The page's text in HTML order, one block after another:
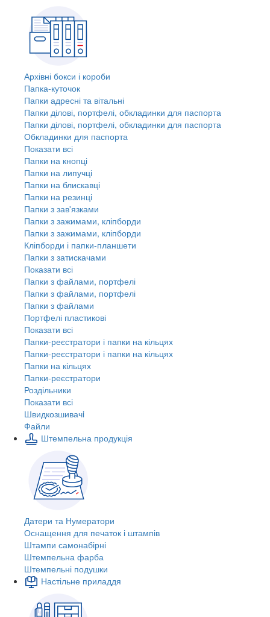
Архівні бокси і короби
Папка-куточок
Папки адресні та вітальні
Папки ділові, портфелі, обкладинки для паспорта
Папки ділові, портфелі, обкладинки для паспорта
Обкладинки для паспорта
Показати всі
Папки на кнопці
Папки на липучці
Папки на блискавці
Папки на резинці
Папки з зав'язками
Папки з зажимами, кліпборди
Папки з зажимами, кліпборди
Кліпборди і папки-планшети
Папки з затискачами
Показати всі
Папки з файлами, портфелі
Папки з файлами, портфелі
Папки з файлами
Портфелі пластикові
Показати всі
Папки-реєстратори і папки на кільцях
Папки-реєстратори і папки на кільцях
Папки на кільцях
Папки-реєстратори
Роздільники
Показати всі
Швидкозшивачi
Файли
Штемпельна продукція
Датери та Нумератори
Оснащення для печаток і штампів
Штампи самонабірні
Штемпельна фарба
Штемпельні подушки
Настільне приладдя